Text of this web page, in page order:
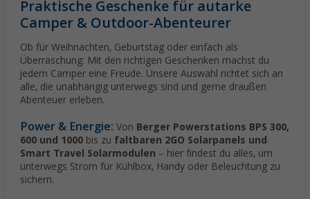
Praktische Geschenke für autarke
Camper & Outdoor-Abenteurer
Ob für Weihnachten, Geburtstag oder einfach als
Überraschung: Mit den richtigen Geschenken machst du
jedem Camper eine Freude. Unsere Auswahl richtet sich an
alle, die unabhängig unterwegs sind und gerne draußen
Abenteuer erleben.
Power & Energie: Von Berger Powerstations BPS 300,
600 und 1000 bis zu faltbaren 2GO Solarpanels und
Smart Travel Solarmodulen – hier findest du alles, um
unterwegs Strom für Kühlbox, Handy oder Beleuchtung zu
sichern.